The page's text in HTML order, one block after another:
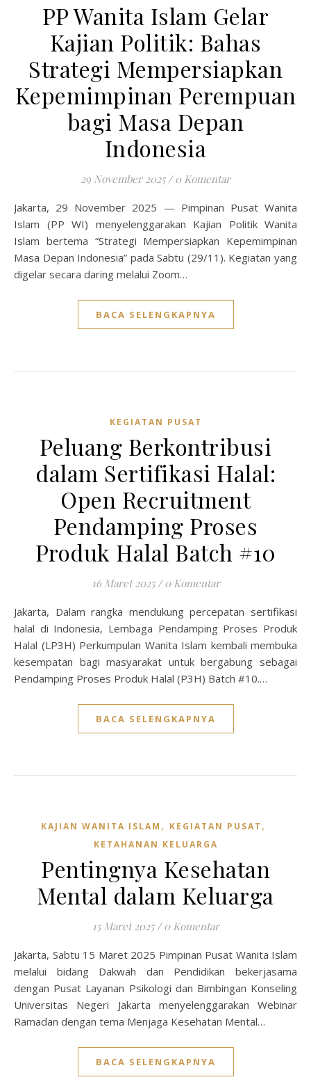
PP Wanita Islam Gelar
Kajian Politik: Bahas
Strategi Mempersiapkan
Kepemimpinan Perempuan
bagi Masa Depan
Indonesia
29 November 2025 / 0 Komentar
Jakarta, 29 November 2025 — Pimpinan Pusat Wanita
Islam (PP WI) menyelenggarakan Kajian Politik Wanita
Islam bertema “Strategi Mempersiapkan Kepemimpinan
Masa Depan Indonesia” pada Sabtu (29/11). Kegiatan yang
digelar secara daring melalui Zoom…
BACA SELENGKAPNYA
KEGIATAN PUSAT
Peluang Berkontribusi
dalam Sertifikasi Halal:
Open Recruitment
Pendamping Proses
Produk Halal Batch #10
16 Maret 2025 / 0 Komentar
Jakarta, Dalam rangka mendukung percepatan sertifikasi
halal di Indonesia, Lembaga Pendamping Proses Produk
Halal (LP3H) Perkumpulan Wanita Islam kembali membuka
kesempatan bagi masyarakat untuk bergabung sebagai
Pendamping Proses Produk Halal (P3H) Batch #10.…
BACA SELENGKAPNYA
KAJIAN WANITA ISLAM , KEGIATAN PUSAT ,
KETAHANAN KELUARGA
Pentingnya Kesehatan
Mental dalam Keluarga
15 Maret 2025 / 0 Komentar
Jakarta, Sabtu 15 Maret 2025 Pimpinan Pusat Wanita Islam
melalui bidang Dakwah dan Pendidikan bekerjasama
dengan Pusat Layanan Psikologi dan Bimbingan Konseling
Universitas Negeri Jakarta menyelenggarakan Webinar
Ramadan dengan tema Menjaga Kesehatan Mental…
BACA SELENGKAPNYA